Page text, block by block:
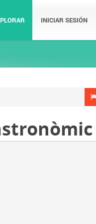
INICIAR SESIÓN